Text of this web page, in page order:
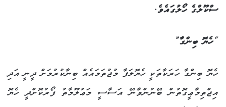
ސްކޫލްގެ ހޯލުގައެވެ.
“ހެޔޮ ބިންގާ”
ހެޔޮ ބިންގާ ހަރަކާތަކީ ހެޔޮލަފާ މުޖުތަމައެއް ބިނާކުރުމަށް ދީނީ އަދި
އިޖްތިމާޢީގޮތުން ބޭނުންވާނޭ އަސާސީ މަޢުލޫމާތު ފޯރުކޮށްދީ ހެޔޮ